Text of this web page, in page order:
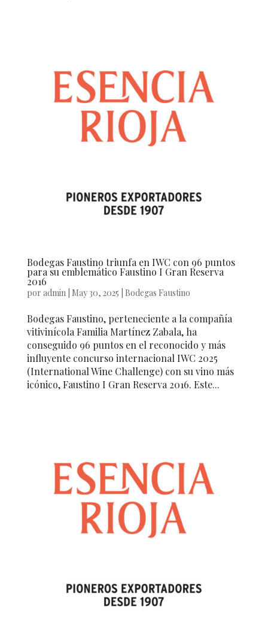
Bodegas Faustino triunfa en IWC con 96 puntos
para su emblemático Faustino I Gran Reserva
2016
por admin May 30, 2025 Bodegas Faustino
Bodegas Faustino, perteneciente a la compañía
vitivinícola Familia Martínez Zabala, ha
conseguido 96 puntos en el reconocido y más
influyente concurso internacional IWC 2025
(International Wine Challenge) con su vino más
icónico, Faustino I Gran Reserva 2016. Este...